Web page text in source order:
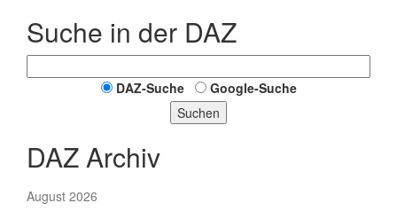
Suche in der DAZ
DAZ-Suche
Google-Suche
Suchen
DAZ Archiv
August 2026